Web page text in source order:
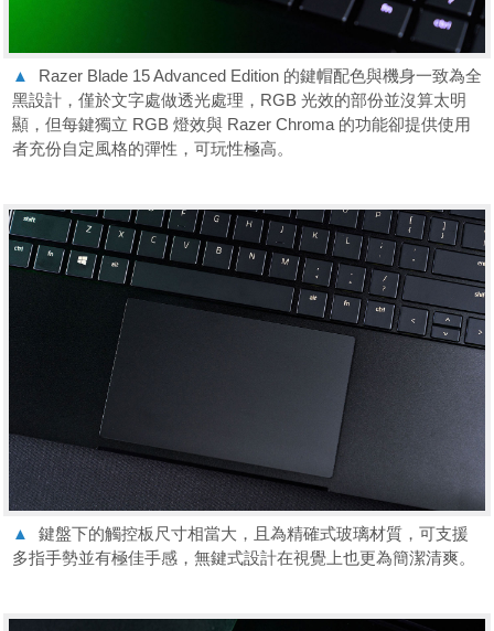
▲
Razer Blade 15 Advanced Edition 的鍵帽配色與機身一致為全
黑設計，僅於文字處做透光處理，RGB 光效的部份並沒算太明
顯，但每鍵獨立 RGB 燈效與 Razer Chroma 的功能卻提供使用
者充份自定風格的彈性，可玩性極高。
▲
鍵盤下的觸控板尺寸相當大，且為精確式玻璃材質，可支援
多指手勢並有極佳手感，無鍵式設計在視覺上也更為簡潔清爽。